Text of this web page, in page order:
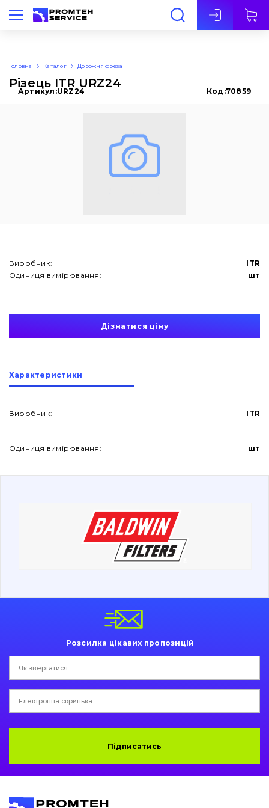
Укр
Про нас
Контакти
Вакансії
Фільтри та мастильні матеріали
Захист (ковша, адаптера)
Пальці та Втулки
Гідравліка
написати
листа
Головна Каталог Дорожня фреза
Різець ITR URZ24
Артикул:URZ24 Код:70859
Виробник:
ITR
Одиниця вимірювання:
шт
Дізнатися ціну
Характеристики
Виробник: ITR
Одиниця вимірювання: шт
Розсилка цікавих пропозицій
Підписатись